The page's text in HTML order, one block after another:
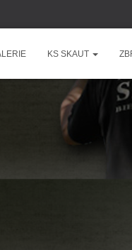
KS SKAUT